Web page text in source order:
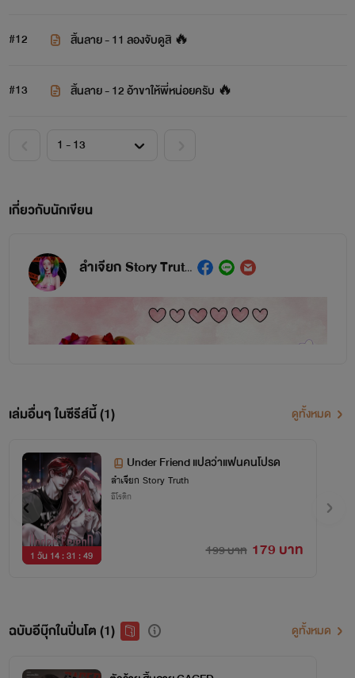
#12 สิ้นลาย - 11 ลองจับดูสิ 🔥
#13 สิ้นลาย - 12 อ้าขาให้พี่หน่อยครับ 🔥
เกี่ยวกับนักเขียน
ลำเจียก Story Truth
เล่มอื่นๆ ในซีรีส์นี้ (1) ดูทั้งหมด
1 วัน 14 : 31 : 49
Under Friend แปลว่าแฟนคนโปรด
ลำเจียก Story Truth
อีโรติก
199 บาท 179 บาท
ฉบับอีบุ๊กในปิ่นโต (1) ดูทั้งหมด